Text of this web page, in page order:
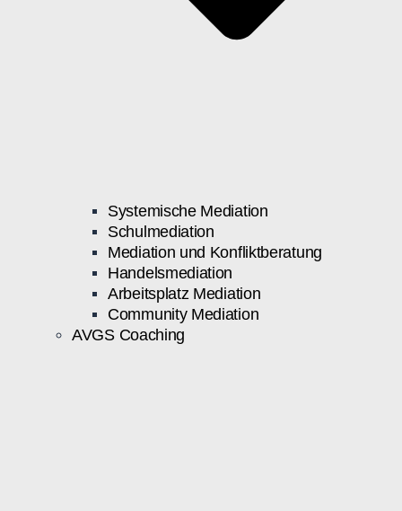
Systemische Mediation
Schulmediation
Mediation und Konfliktberatung
Handelsmediation
Arbeitsplatz Mediation
Community Mediation
AVGS Coaching